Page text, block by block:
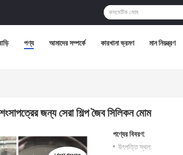
পণ্য আমাদের সম্পর্কে কারখানা ভ্রমণ মান নিয়ন্ত্রণ
জন্য সেরা শিল্প জৈব সিলিকন মোম
পণ্যের বিবরণ:
উৎপত্তি স্থল: